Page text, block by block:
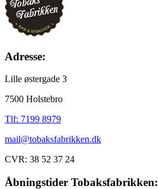
Adresse:
Lille østergade 3
7500 Holstebro
Tlf: 7199 8979
mail@tobaksfabrikken.dk
CVR: 38 52 37 24
Åbningstider Tobaksfabrikken: